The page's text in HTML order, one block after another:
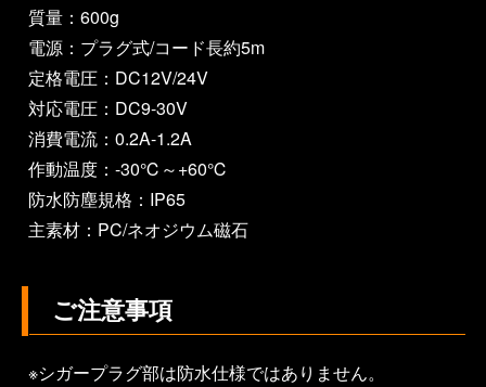
質量：600g
電源：プラグ式/コード長約5m
定格電圧：DC12V/24V
対応電圧：DC9-30V
消費電流：0.2A-1.2A
作動温度：-30℃～+60℃
防水防塵規格：IP65
主素材：PC/ネオジウム磁石
ご注意事項
※シガープラグ部は防水仕様ではありません。